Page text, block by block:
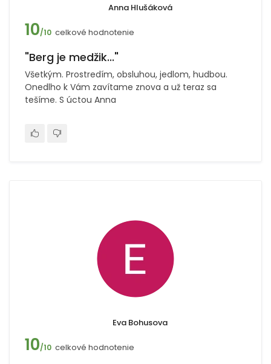
Anna Hlušáková
10/10 celkové hodnotenie
"Berg je medžik..."
Všetkým. Prostredím, obsluhou, jedlom, hudbou.
Onedlho k Vám zavítame znova a už teraz sa
tešíme. S úctou Anna
Eva Bohusova
10/10 celkové hodnotenie